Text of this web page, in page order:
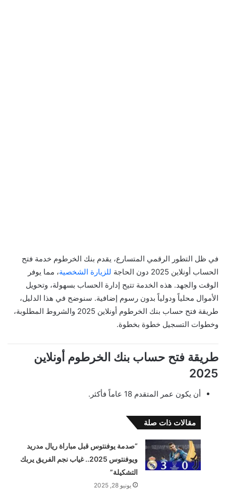
في ظل التطور الرقمي المتسارع، يقدم بنك الخرطوم خدمة فتح
الحساب أونلاين 2025 دون الحاجة
للزيارة الشخصية، مما يوفر
الوقت والجهد. هذه الخدمة تتيح إدارة الحساب بسهولة، وتحويل
الأموال محلياً ودولياً بدون رسوم إضافية. سنوضح في هذا الدليل،
طريقة فتح حساب بنك الخرطوم أونلاين 2025 والشروط المطلوبة،
وخطوات التسجيل خطوة بخطوة.
طريقة فتح حساب بنك الخرطوم أونلاين
2025
أن يكون عمر المتقدم 18 عاماً فأكثر.
مقالات ذات صلة
“صدمة يوفنتوس قبل مباراة ريال مدريد
ويوفنتوس 2025.. غياب نجم الفريق يربك
التشكيلة”
يونيو 28, 2025